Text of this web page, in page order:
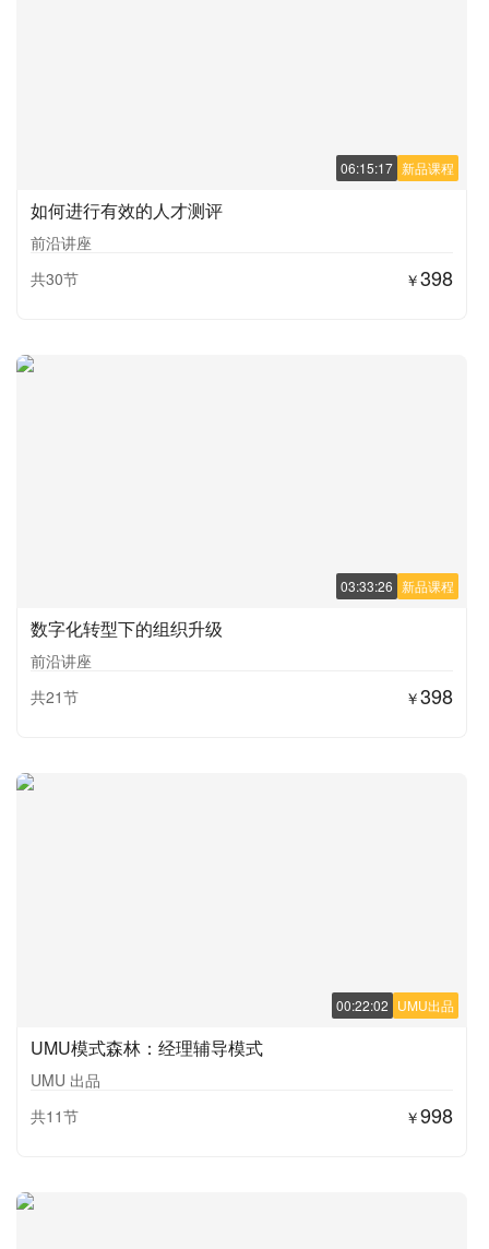
新品课程
06:15:17
如何进行有效的人才测评
前沿讲座
共30节
￥398
新品课程
03:33:26
数字化转型下的组织升级
前沿讲座
共21节
￥398
UMU出品
00:22:02
UMU模式森林：经理辅导模式
UMU 出品
共11节
￥998